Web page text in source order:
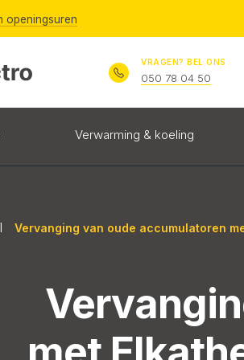
openingsuren
VRAGEN? BEL ONS
050 78 04 50
Verwarming & koeling
l Vervanging van oude accumulatoren